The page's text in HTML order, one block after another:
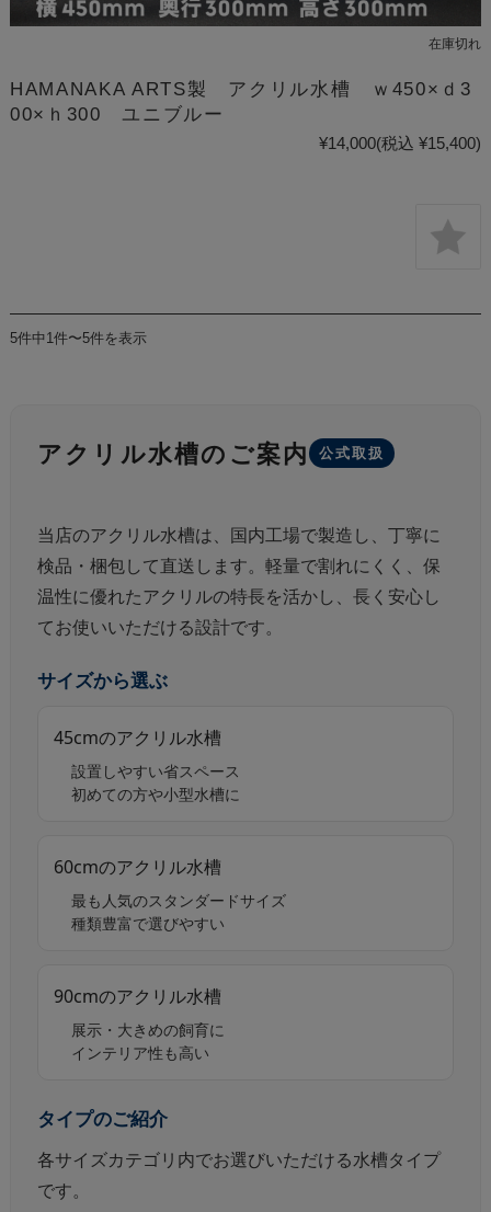
在庫切れ
HAMANAKA ARTS製 アクリル水槽 ｗ450×ｄ3
00×ｈ300 ユニブルー
¥14,000(税込 ¥15,400)
5件中1件〜5件を表示
アクリル水槽のご案内 公式取扱
当店のアクリル水槽は、国内工場で製造し、丁寧に
検品・梱包して直送します。軽量で割れにくく、保
温性に優れたアクリルの特長を活かし、 長く安心し
てお使いいただける設計です。
サイズから選ぶ
45cmのアクリル水槽
設置しやすい省スペース
初めての方や小型水槽に
60cmのアクリル水槽
最も人気のスタンダードサイズ
種類豊富で選びやすい
90cmのアクリル水槽
展示・大きめの飼育に
インテリア性も高い
タイプのご紹介
各サイズカテゴリ内でお選びいただける水槽タイプ
です。